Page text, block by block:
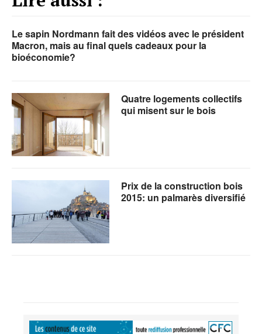
Le sapin Nordmann fait des vidéos avec le président
Macron, mais au final quels cadeaux pour la
bioéconomie?
Quatre logements collectifs
qui misent sur le bois
Prix de la construction bois
2015: un palmarès diversifié